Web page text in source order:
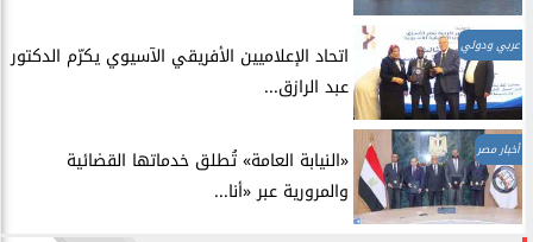
عربي ودولي
اتحاد الإعلاميين الأفريقي الآسيوي يكرّم الدكتور
عبد الرازق...
أخبار مصر
​«النيابة العامة» تُطلق خدماتها القضائية
والمرورية عبر «أنا...